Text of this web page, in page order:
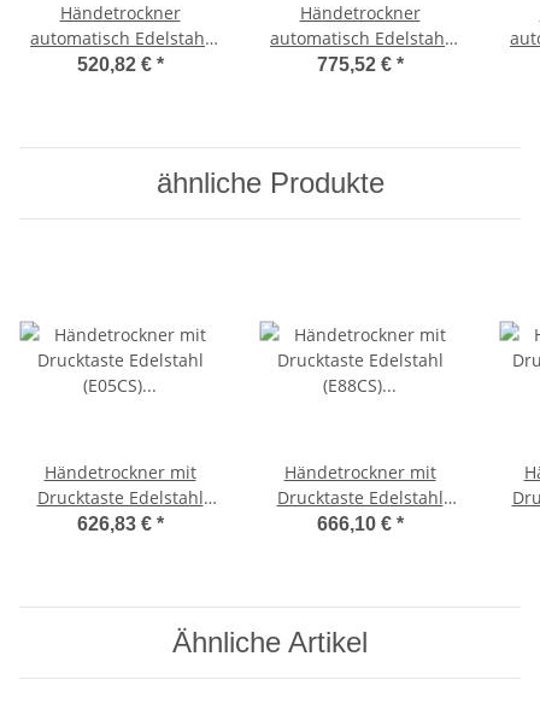
Händetrockner
automatisch Edelstahl
(E05ACS) (Mediclinics)
520,82 € *
Händetrockner
automatisch Edelstahl
(E88ACS) (Mediclinics)
775,52 € *
ähnliche Produkte
Händetrockner mit
Drucktaste Edelstahl
(E05CS) (Mediclinics)
626,83 € *
Händetrockner mit
Drucktaste Edelstahl
(E88CS) (Mediclinics)
666,10 € *
Ähnliche Artikel